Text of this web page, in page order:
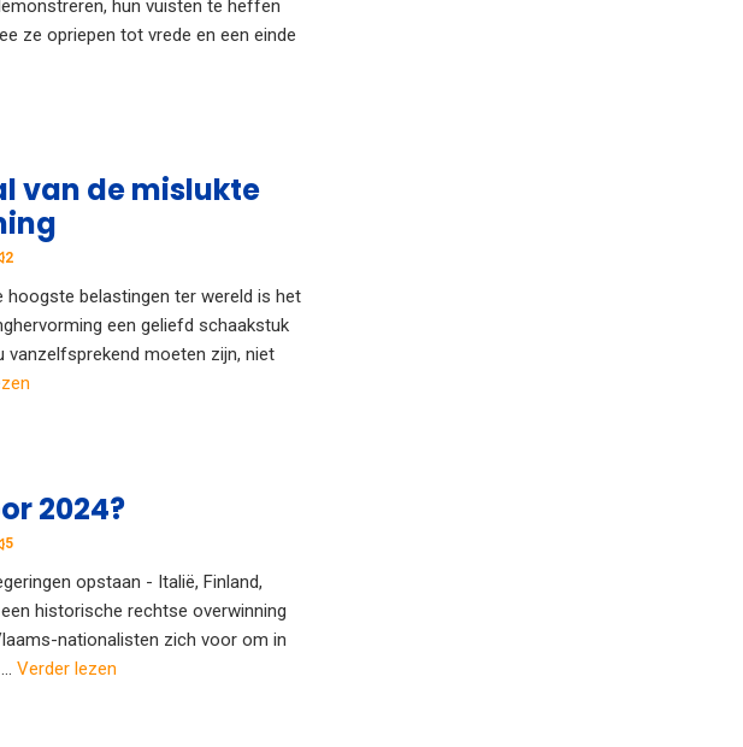
hun vuisten te heffen
ze opriepen tot vrede en een einde
van de mislukte
2
hoogste belastingen ter wereld is het
een geliefd schaakstuk
vanzelfsprekend moeten zijn, niet
2024?
5
opstaan - Italië, Finland,
historische rechtse overwinning
nationalisten zich voor om in
Verder lezen